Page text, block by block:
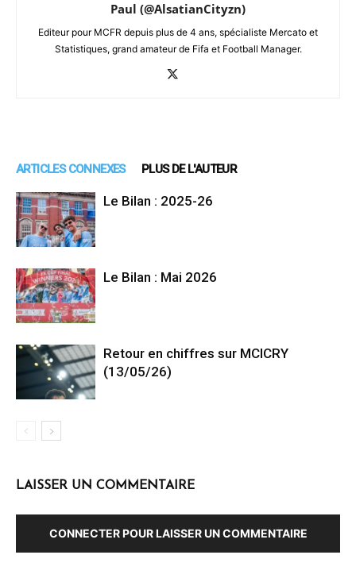
Paul (@AlsatianCityzn)
Editeur pour MCFR depuis plus de 4 ans, spécialiste Mercato et
Statistiques, grand amateur de Fifa et Football Manager.
ARTICLES CONNEXES PLUS DE L'AUTEUR
Le Bilan : 2025-26
Le Bilan : Mai 2026
Retour en chiffres sur MCICRY
(13/05/26)
LAISSER UN COMMENTAIRE
CONNECTER POUR LAISSER UN COMMENTAIRE